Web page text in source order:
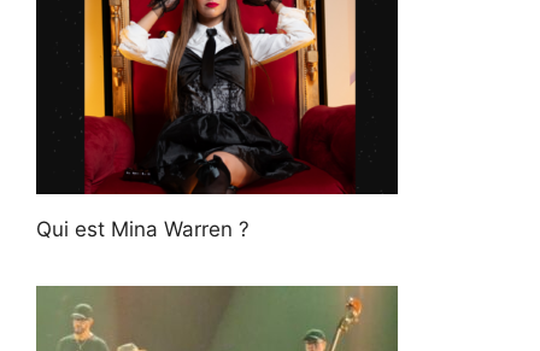
Qui est Mina Warren ?